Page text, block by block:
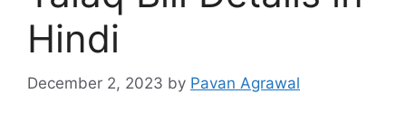
Hindi
December 2, 2023 by Pavan Agrawal